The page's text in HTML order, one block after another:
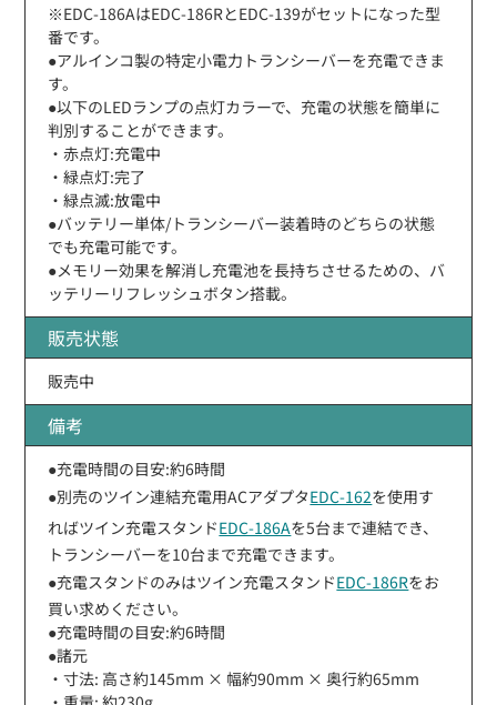
※EDC-186AはEDC-186RとEDC-139がセットになった型
番です。
●アルインコ製の特定小電力トランシーバーを充電できま
す。
●以下のLEDランプの点灯カラーで、充電の状態を簡単に
判別することができます。
・赤点灯:充電中
・緑点灯:完了
・緑点滅:放電中
●バッテリー単体/トランシーバー装着時のどちらの状態
でも充電可能です。
●メモリー効果を解消し充電池を長持ちさせるための、バ
ッテリーリフレッシュボタン搭載。
販売状態
販売中
備考
●充電時間の目安:約6時間
●別売のツイン連結充電用ACアダプタEDC-162を使用す
ればツイン充電スタンドEDC-186Aを5台まで連結でき、
トランシーバーを10台まで充電できます。
●充電スタンドのみはツイン充電スタンドEDC-186Rをお
買い求めください。
●充電時間の目安:約6時間
●諸元
・寸法: 高さ約145mm × 幅約90mm × 奥行約65mm